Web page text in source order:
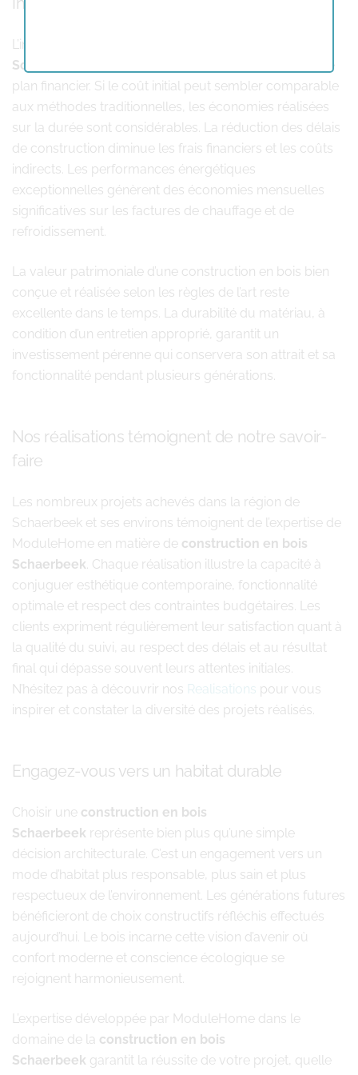
L’investissement dans une
Schaerbeek
se révèle particulièrement judicieux sur le
plan financier. Si le coût initial peut sembler comparable
aux méthodes traditionnelles, les économies réalisées
sur la durée sont considérables. La réduction des délais
de construction diminue les frais financiers et les coûts
indirects. Les performances énergétiques
exceptionnelles génèrent des économies mensuelles
significatives sur les factures de chauffage et de
refroidissement.
La valeur patrimoniale d’une construction en bois bien
conçue et réalisée selon les règles de l’art reste
excellente dans le temps. La durabilité du matériau, à
condition d’un entretien approprié, garantit un
investissement pérenne qui conservera son attrait et sa
fonctionnalité pendant plusieurs générations.
Nos réalisations témoignent de notre savoir-
faire
Les nombreux projets achevés dans la région de
Schaerbeek et ses environs témoignent de l’expertise de
ModuleHome en matière de construction en bois
Schaerbeek. Chaque réalisation illustre la capacité à
conjuguer esthétique contemporaine, fonctionnalité
optimale et respect des contraintes budgétaires. Les
clients expriment régulièrement leur satisfaction quant à
la qualité du suivi, au respect des délais et au résultat
final qui dépasse souvent leurs attentes initiales.
N’hésitez pas à découvrir nos Realisations pour vous
inspirer et constater la diversité des projets réalisés.
Engagez-vous vers un habitat durable
Choisir une construction en bois
Schaerbeek représente bien plus qu’une simple
décision architecturale. C’est un engagement vers un
mode d’habitat plus responsable, plus sain et plus
respectueux de l’environnement. Les générations futures
bénéficieront de choix constructifs réfléchis effectués
aujourd’hui. Le bois incarne cette vision d’avenir où
confort moderne et conscience écologique se
rejoignent harmonieusement.
L’expertise développée par ModuleHome dans le
domaine de la construction en bois
Schaerbeek garantit la réussite de votre projet, quelle